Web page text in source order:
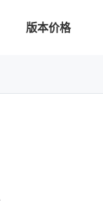
版本价格